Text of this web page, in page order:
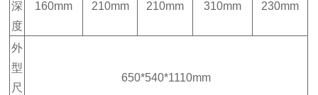
深
度
160mm 210mm 210mm 310mm 230mm
外
型
尺
650*540*1110mm